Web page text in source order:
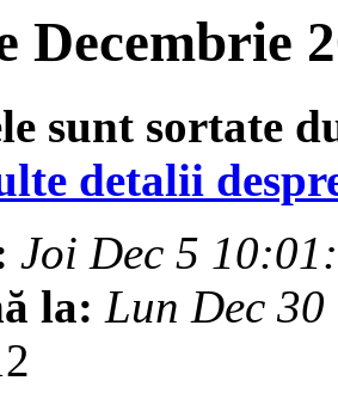
Decembrie
sunt sortate
detalii
Joi Dec 5
la: Lun Dec